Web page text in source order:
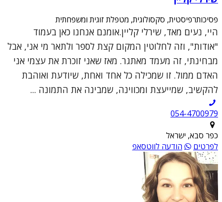
פסיכותרפיסטית, סקסולוגית, מטפלת זוגית ומשפחתית
היי, נעים מאד, שירלי קליין.אומנם אנחנו כאן בעמוד
"אודות", וזה לחלוטין המקום קצת לספר ולתאר מי אני, אבל
מבחינתי, זה מעמד מאתגר. מאז שאני זוכרת את עצמי אני
האדם ממול. זו שמכילה כל אחד ואחת, שיודעת ואוהבת
להקשיב, שמייעצת ומכווינה, שמבינה את התמונה ...
054-4700979
כפר סבא, ישראל
לפרטים
הודעה לווטסאפ